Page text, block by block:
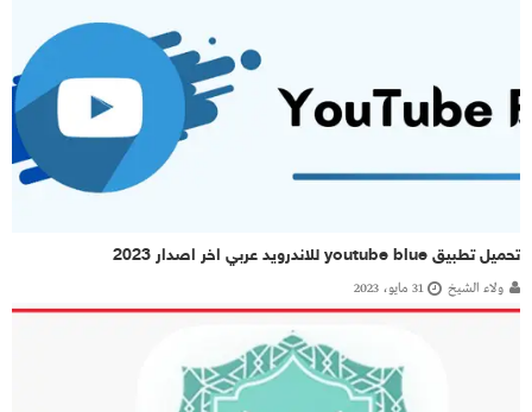
تحميل تطبيق youtube blue للاندرويد عربي اخر اصدار 2023
ولاء الشيخ 31 مايو، 2023